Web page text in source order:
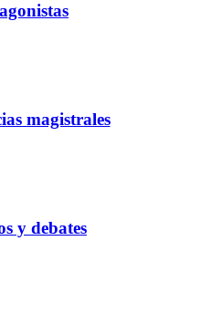
magistrales
y debates